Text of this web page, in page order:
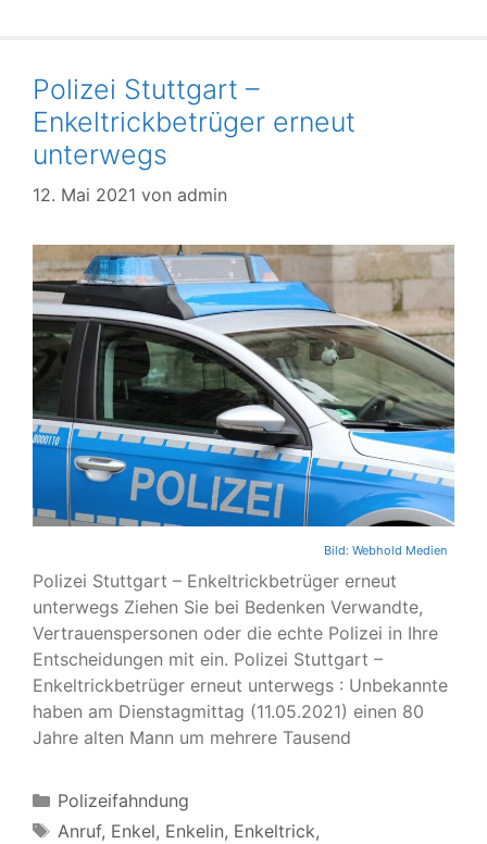
Polizei Stuttgart –
Enkeltrickbetrüger erneut
unterwegs
12. Mai 2021 von admin
Bild: Webhold Medien
Polizei Stuttgart – Enkeltrickbetrüger erneut
unterwegs Ziehen Sie bei Bedenken Verwandte,
Vertrauenspersonen oder die echte Polizei in Ihre
Entscheidungen mit ein. Polizei Stuttgart –
Enkeltrickbetrüger erneut unterwegs : Unbekannte
haben am Dienstagmittag (11.05.2021) einen 80
Jahre alten Mann um mehrere Tausend
Kategorien
Polizeifahndung
Schlagwörter
Anruf, Enkel, Enkelin, Enkeltrick,